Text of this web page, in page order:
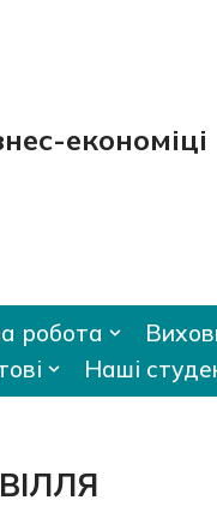
економіці
робота
Наші